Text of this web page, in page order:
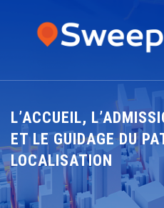
L’ACCUEIL,
ET LE GUIDAGE DU
LOCALISATION